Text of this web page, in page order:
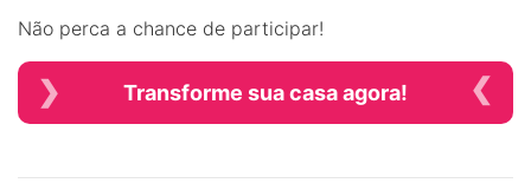
Não perca a chance de participar!
Transforme sua casa agora!